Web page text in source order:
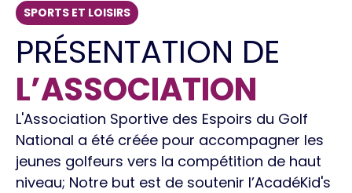
SPORTS ET LOISIRS
PRÉSENTATION DE
L’ASSOCIATION
L'Association Sportive des Espoirs du Golf
National a été créée pour accompagner les
jeunes golfeurs vers la compétition de haut
niveau; Notre but est de soutenir l’AcadéKid's